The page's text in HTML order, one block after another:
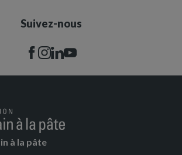
Suivez-nous
à la pâte